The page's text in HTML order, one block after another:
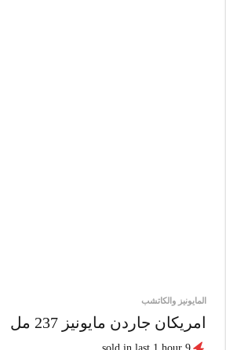
المايونيز والكاتشب
امريكان جاردن مايونيز 237 مل